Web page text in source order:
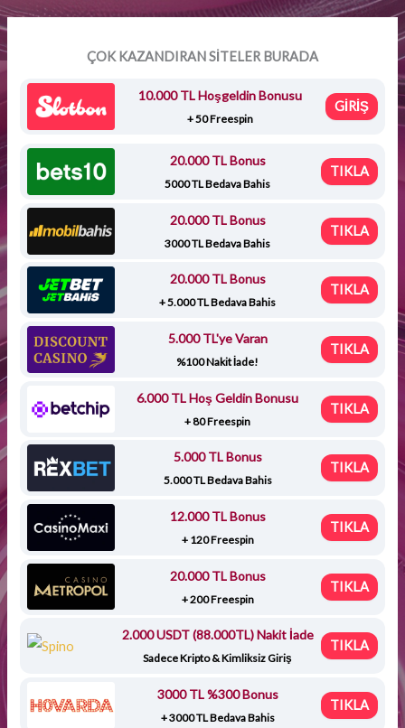
ÇOK KAZANDIRAN SİTELER BURADA
10.000 TL Hoşgeldin Bonusu
+ 50 Freespin
GİRİŞ
20.000 TL Bonus
5000 TL Bedava Bahis
TIKLA
20.000 TL Bonus
3000 TL Bedava Bahis
TIKLA
20.000 TL Bonus
+ 5.000 TL Bedava Bahis
TIKLA
5.000 TL'ye Varan
%100 Nakit İade!
TIKLA
6.000 TL Hoş Geldin Bonusu
+ 80 Freespin
TIKLA
5.000 TL Bonus
5.000 TL Bedava Bahis
TIKLA
12.000 TL Bonus
+ 120 Freespin
TIKLA
20.000 TL Bonus
+ 200 Freespin
TIKLA
2.000 USDT (88.000TL) Nakit İade
Sadece Kripto & Kimliksiz Giriş
TIKLA
3000 TL %300 Bonus
+ 3000 TL Bedava Bahis
TIKLA